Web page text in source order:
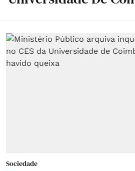
Sociedade